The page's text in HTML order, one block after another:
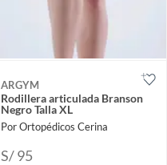
ARGYM
Rodillera articulada Branson
Negro Talla XL
Por Ortopédicos Cerina
S/ 95